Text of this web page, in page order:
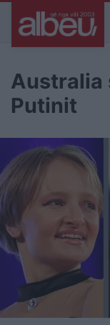
Australia
Putinit